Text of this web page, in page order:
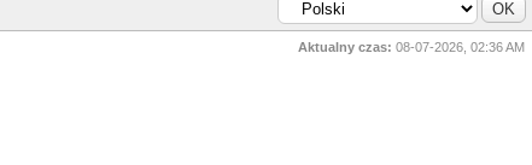
Aktualny czas: 08-07-2026, 02:36 AM